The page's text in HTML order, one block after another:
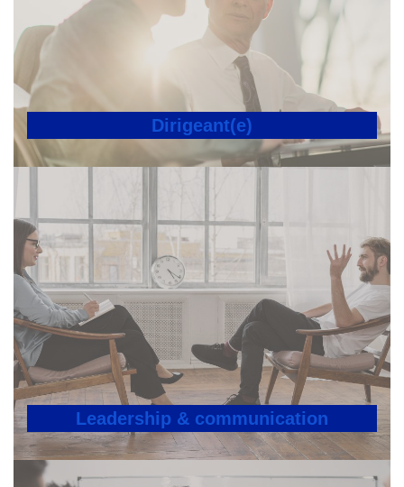
Dirigeant(e)
Leadership & communication